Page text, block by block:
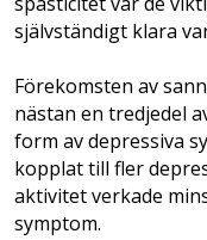
självständigt klara
Förekomsten av
nästan en tredjedel
form av depressiva
kopplat till fler
aktivitet verkade
symptom.